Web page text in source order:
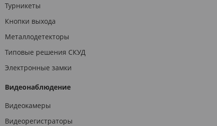
Турникеты
Кнопки выхода
Металлодетекторы
Типовые решения СКУД
Электронные замки
Видеонаблюдение
Видеокамеры
Видеорегистраторы